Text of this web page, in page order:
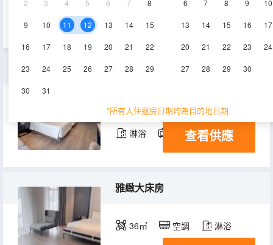
2 3 4 5 6 7 8
9 10 11 12 13 14 15
16 17 18 19 20 21 22
23 24 25 26 27 28 29
30 31
6 7 8 9 10
13 14 15 16 17
20 21 22 23 24
27 28 29 30
*所有入住退房日期均為目的地日期
36-38㎡ 8-9層
淋浴 電視機 冰箱
查看供應
雅緻大床房
36㎡ 空調 淋浴